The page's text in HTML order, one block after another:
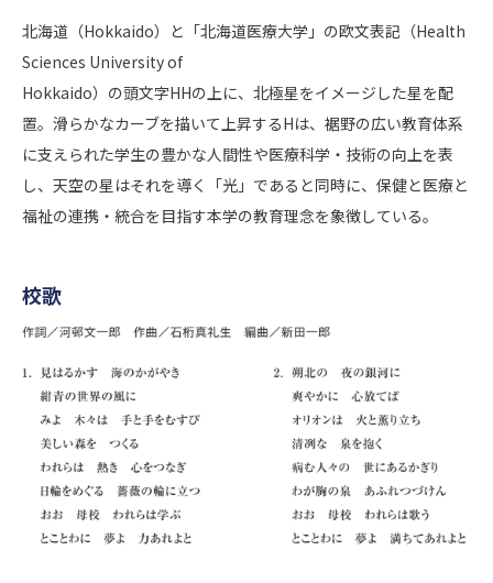
北海道（Hokkaido）と「北海道医療大学」の欧文表記（Health
Sciences University of
Hokkaido）の頭文字HHの上に、北極星をイメージした星を配
置。滑らかなカーブを描いて上昇するHは、裾野の広い教育体系
に支えられた学生の豊かな人間性や医療科学・技術の向上を表
し、天空の星はそれを導く「光」であると同時に、保健と医療と
福祉の連携・統合を目指す本学の教育理念を象徴している。
校歌